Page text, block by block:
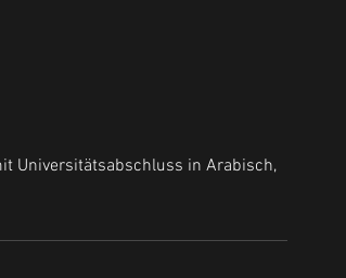
Universitätsabschluss in Arabisch,